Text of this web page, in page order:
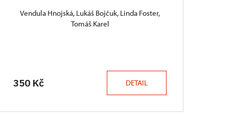
Vendula Hnojská, Lukáš Bojčuk, Linda Foster,
Tomáš Karel
350 Kč DETAIL